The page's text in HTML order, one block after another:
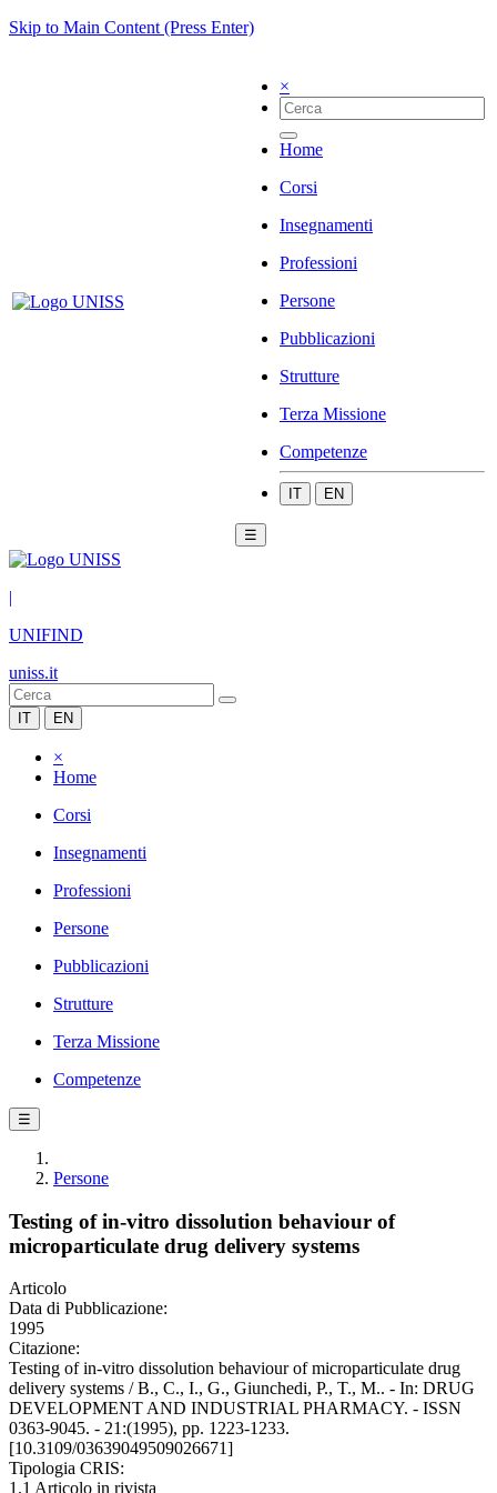
Skip to Main Content (Press Enter)
×
Home
Corsi
Insegnamenti
Professioni
Persone
Pubblicazioni
Strutture
Terza Missione
Competenze
IT EN
☰
|
UNIFIND
uniss.it
IT EN
×
Home
Corsi
Insegnamenti
Professioni
Persone
Pubblicazioni
Strutture
Terza Missione
Competenze
☰
Persone
Testing of in-vitro dissolution behaviour of
microparticulate drug delivery systems
Articolo
Data di Pubblicazione:
1995
Citazione:
Testing of in-vitro dissolution behaviour of microparticulate drug
delivery systems / B., C., I., G., Giunchedi, P., T., M.. - In: DRUG
DEVELOPMENT AND INDUSTRIAL PHARMACY. - ISSN
0363-9045. - 21:(1995), pp. 1223-1233.
[10.3109/03639049509026671]
Tipologia CRIS:
1.1 Articolo in rivista